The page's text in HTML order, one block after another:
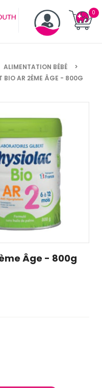
ALIMENTATION BÉBÉ
BIO AR 2ÈME ÂGE - 800G
Âge - 800g